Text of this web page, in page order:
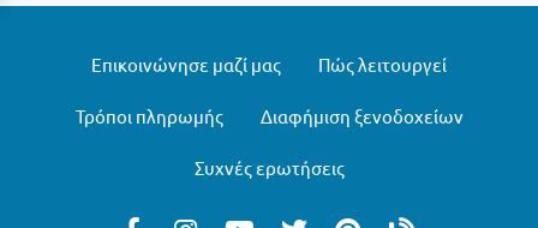
Επικοινώνησε μαζί μας Πώς λειτουργεί
Τρόποι πληρωμής Διαφήμιση ξενοδοχείων
Συχνές ερωτήσεις